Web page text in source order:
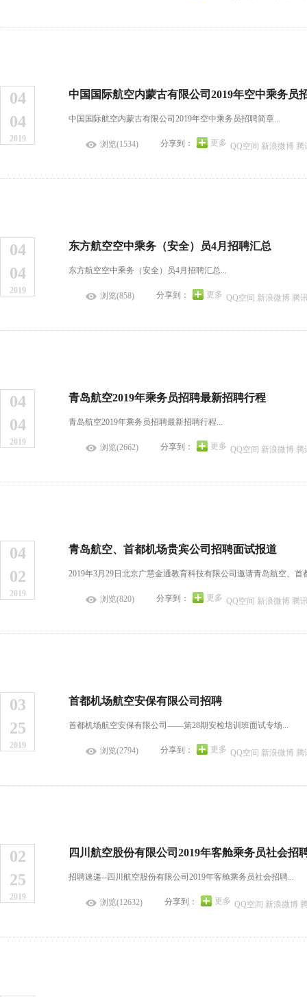
04
04
2019
中国国际航空内蒙古有限公司2019年空中乘务员
中国国际航空内蒙古有限公司2019年空中乘务员招聘简章...
浏览(1534) 分享到： QQ空间 新浪微博 腾
更多
04
04
2019
东方航空空中乘务（安全）员4月招聘汇总
东方航空空中乘务（安全）员4月招聘汇总...
浏览(858) 分享到： QQ空间 新浪微博 腾
更多
04
04
2019
青岛航空2019年乘务员招聘最新招聘行程
青岛航空2019年乘务员招聘最新招聘行程...
浏览(2662) 分享到： QQ空间 新浪微博 腾
更多
04
02
2019
青岛航空、首都机场贵宾公司招聘面试报道
2019年3月29日北京广慧金通教育科技有限公司邀请青岛航空、
浏览(820) 分享到： QQ空间 新浪微博 腾
更多
03
25
2019
首都机场航空安保有限公司招聘
首都机场航空安保有限公司——第28期安检培训班面试专场...
浏览(2794) 分享到： QQ空间 新浪微博 腾
更多
02
25
2019
四川航空股份有限公司2019年客舱乘务员社会招
招聘速递--四川航空股份有限公司2019年客舱乘务员社会招聘...
浏览(12632) 分享到： QQ空间 新浪微博
更多